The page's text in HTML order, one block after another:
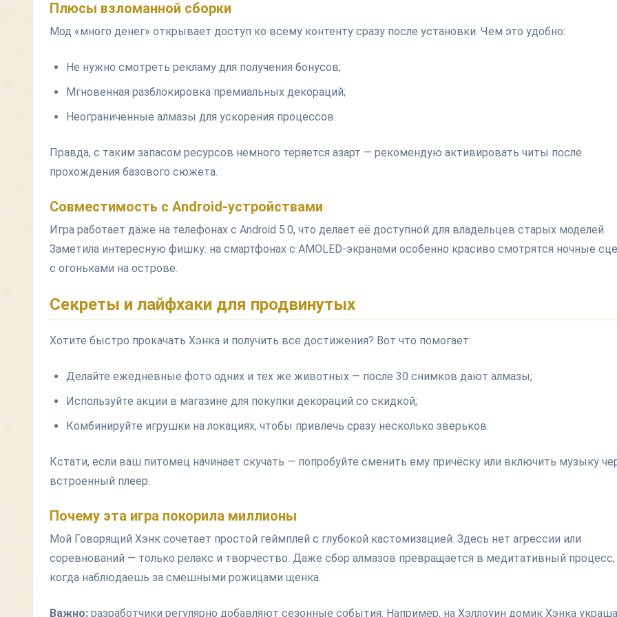
Плюсы взломанной сборки
Мод «много денег» открывает доступ ко всему контенту сразу после установки. Чем это удобно:
Не нужно смотреть рекламу для получения бонусов;
Мгновенная разблокировка премиальных декораций;
Неограниченные алмазы для ускорения процессов.
Правда, с таким запасом ресурсов немного теряется азарт — рекомендую активировать читы после
прохождения базового сюжета.
Совместимость с Android-устройствами
Игра работает даже на телефонах с Android 5.0, что делает её доступной для владельцев старых моделей.
Заметила интересную фишку: на смартфонах с AMOLED-экранами особенно красиво смотрятся ночные
с огоньками на острове.
Секреты и лайфхаки для продвинутых
Хотите быстро прокачать Хэнка и получить все достижения? Вот что помогает:
Делайте ежедневные фото одних и тех же животных — после 30 снимков дают алмазы;
Используйте акции в магазине для покупки декораций со скидкой;
Комбинируйте игрушки на локациях, чтобы привлечь сразу несколько зверьков.
Кстати, если ваш питомец начинает скучать — попробуйте сменить ему причёску или включить музыку
встроенный плеер.
Почему эта игра покорила миллионы
Мой Говорящий Хэнк сочетает простой геймплей с глубокой кастомизацией. Здесь нет агрессии или
соревнований — только релакс и творчество. Даже сбор алмазов превращается в медитативный процесс,
когда наблюдаешь за смешными рожицами щенка.
Важно: разработчики регулярно добавляют сезонные события. Например, на Хэллоуин домик Хэнка